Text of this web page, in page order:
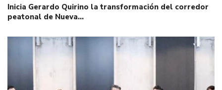
Inicia Gerardo Quirino la transformación del corredor
peatonal de Nueva…